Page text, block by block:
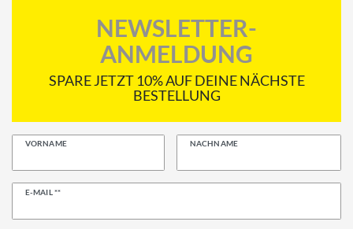
NEWSLETTER-
ANMELDUNG
SPARE JETZT 10% AUF DEINE NÄCHSTE
BESTELLUNG
VORNAME NACHNAME
E-MAIL **
Newsletter